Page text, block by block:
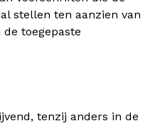
stellen ten aanzien van
toegepaste
tenzij anders in de